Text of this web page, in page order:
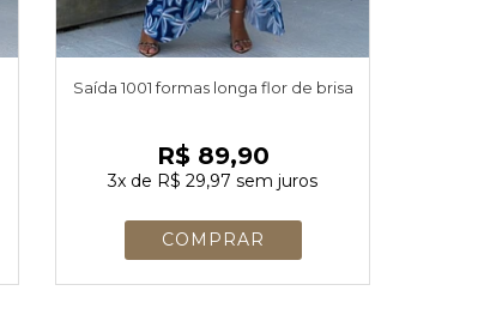
Saída 1001 formas longa flor de brisa
R$ 89,90
3x de R$ 29,97 sem juros